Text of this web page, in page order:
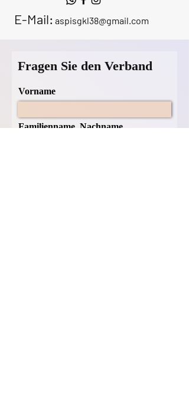
E-Mail: aspisgkl38@gmail.com
Fragen Sie den Verband
Vorname
Familienname, Nachname